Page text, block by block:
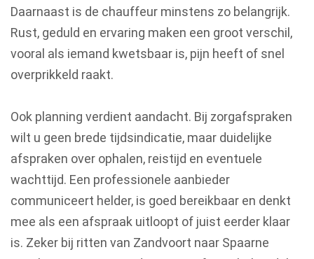
Daarnaast is de chauffeur minstens zo belangrijk.
Rust, geduld en ervaring maken een groot verschil,
vooral als iemand kwetsbaar is, pijn heeft of snel
overprikkeld raakt.
Ook planning verdient aandacht. Bij zorgafspraken
wilt u geen brede tijdsindicatie, maar duidelijke
afspraken over ophalen, reistijd en eventuele
wachttijd. Een professionele aanbieder
communiceert helder, is goed bereikbaar en denkt
mee als een afspraak uitloopt of juist eerder klaar
is. Zeker bij ritten van Zandvoort naar Spaarne